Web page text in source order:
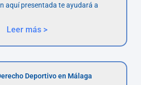
aquí presentada te ayudará a
Leer más >
Deportivo en Málaga